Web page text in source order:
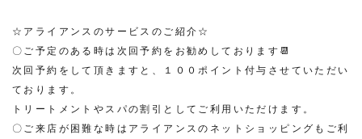
☆アライアンスのサービスのご紹介☆
〇ご予定のある時は次回予約をお勧めしております📆
次回予約をして頂きますと、１００ポイント付与させていただい
ております。
トリートメントやスパの割引としてご利用いただけます。
〇ご来店が困難な時はアライアンスのネットショッピングもご利